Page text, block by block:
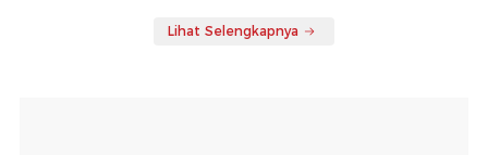
Lihat Selengkapnya